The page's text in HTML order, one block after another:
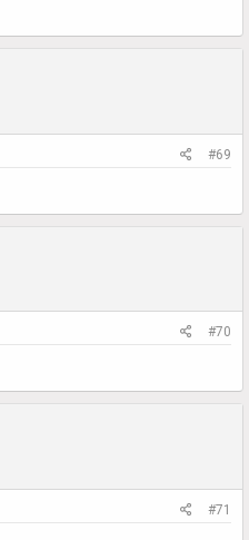
#69
#70
#71